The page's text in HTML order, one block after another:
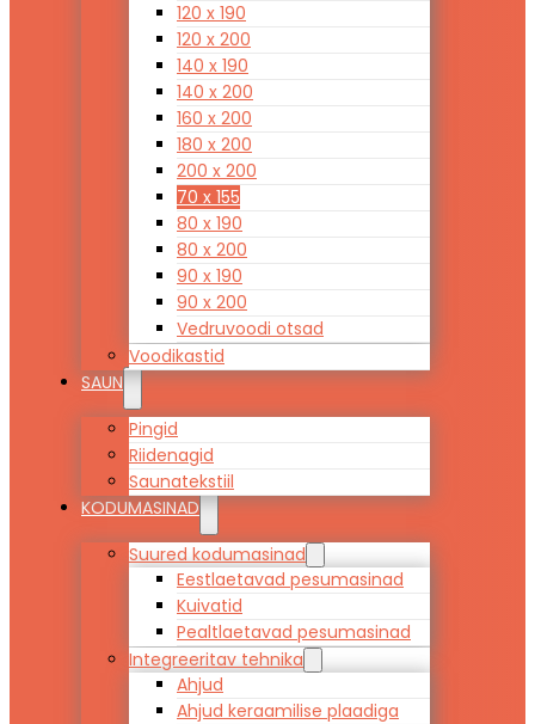
120 x 190
120 x 200
140 x 190
140 x 200
160 x 200
180 x 200
200 x 200
70 x 155
80 x 190
80 x 200
90 x 190
90 x 200
Vedruvoodi otsad
Voodikastid
SAUN
Pingid
Riidenagid
Saunatekstiil
KODUMASINAD
Suured kodumasinad
Eestlaetavad pesumasinad
Kuivatid
Pealtlaetavad pesumasinad
Integreeritav tehnika
Ahjud
Ahjud keraamilise plaadiga